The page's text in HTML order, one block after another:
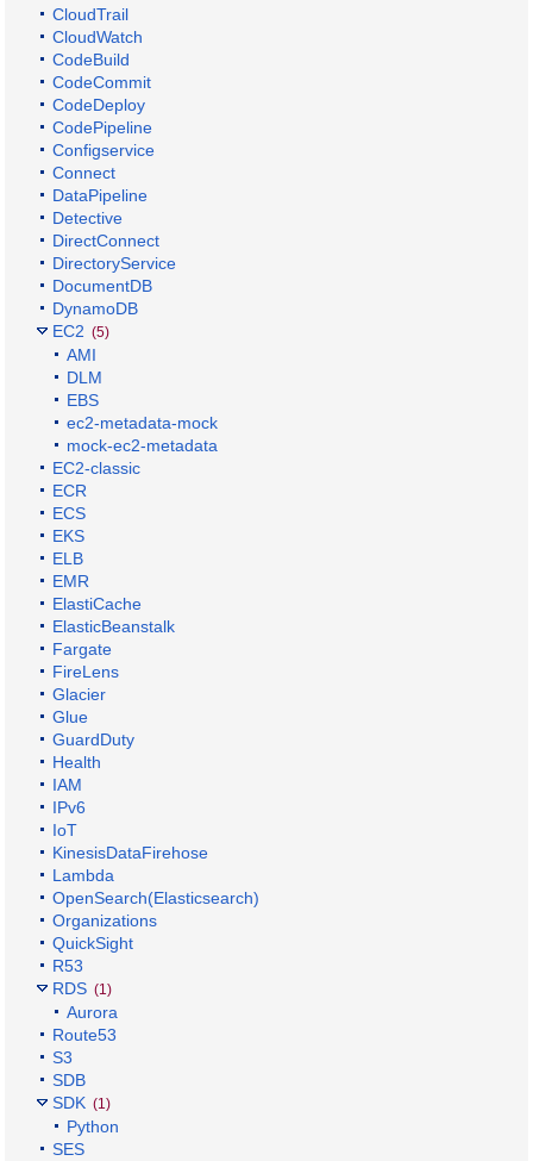
CloudTrail
CloudWatch
CodeBuild
CodeCommit
CodeDeploy
CodePipeline
Configservice
Connect
DataPipeline
Detective
DirectConnect
DirectoryService
DocumentDB
DynamoDB
EC2 (5)
AMI
DLM
EBS
ec2-metadata-mock
mock-ec2-metadata
EC2-classic
ECR
ECS
EKS
ELB
EMR
ElastiCache
ElasticBeanstalk
Fargate
FireLens
Glacier
Glue
GuardDuty
Health
IAM
IPv6
IoT
KinesisDataFirehose
Lambda
OpenSearch(Elasticsearch)
Organizations
QuickSight
R53
RDS (1)
Aurora
Route53
S3
SDB
SDK (1)
Python
SES